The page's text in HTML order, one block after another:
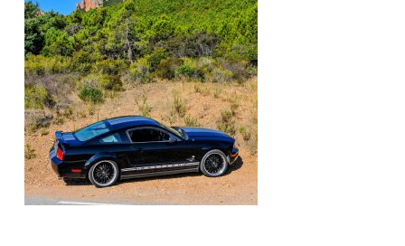
SERVIZI
NEWS
CONTATTAMI